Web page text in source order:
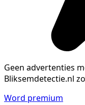
Geen advertenties
Bliksemdetectie.nl
Word premium